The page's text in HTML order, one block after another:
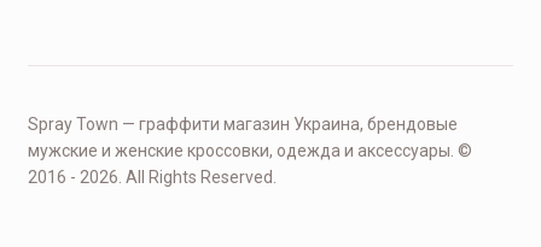
Spray Town — граффити магазин Украина, брендовые
мужские и женские кроссовки, одежда и аксессуары. ©
2016 - 2026. All Rights Reserved.